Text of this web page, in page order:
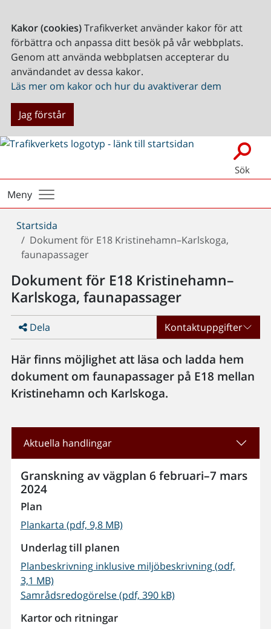
Kakor (cookies)Trafikverket använder kakor för att
förbättra och anpassa ditt besök på vår webbplats.
Genom att använda webbplatsen accepterar du
användandet av dessa kakor.
Läs mer om kakor och hur du avaktiverar dem
Jag förstår
Sök
Meny
Du
är
här:
Startsida
Dokument för E18 Kristinehamn–Karlskoga,
faunapassager
Dokument för E18 Kristinehamn–
Karlskoga, faunapassager
Dela Kontaktuppgifter
Här finns möjlighet att läsa och ladda hem
dokument om faunapassager på E18 mellan
Kristinehamn och Karlskoga.
Aktuella handlingar
Granskning av vägplan 6 februari–7 mars
2024
Plan
Plankarta (pdf, 9,8 MB)
Underlag till planen
Planbeskrivning inklusive miljöbeskrivning (odf,
3,1 MB)
Samrådsredogörelse (pdf, 390 kB)
Kartor och ritningar